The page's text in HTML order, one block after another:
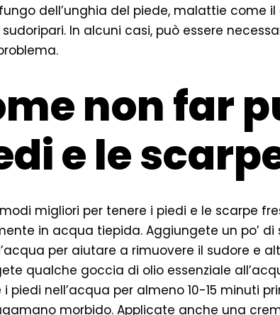
dell’unghia del piede, malattie come
In alcuni casi, può essere
non far
e le
migliori per tenere i piedi e le scarpe
in acqua tiepida. Aggiungete un po’
per aiutare a rimuovere il sudore e
qualche goccia di olio essenziale
i piedi nell’acqua per almeno 10-15 minuti
morbido. Applicate anche una